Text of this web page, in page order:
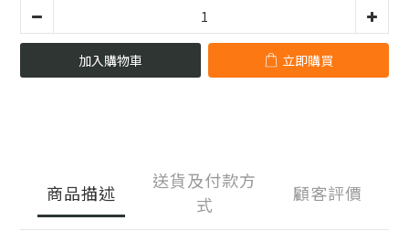
加入購物車 立即購買
商品描述
送貨及付款方
式
顧客評價